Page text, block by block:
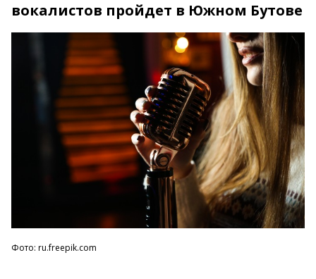
вокалистов пройдет в Южном Бутове
Фото: ru.freepik.com